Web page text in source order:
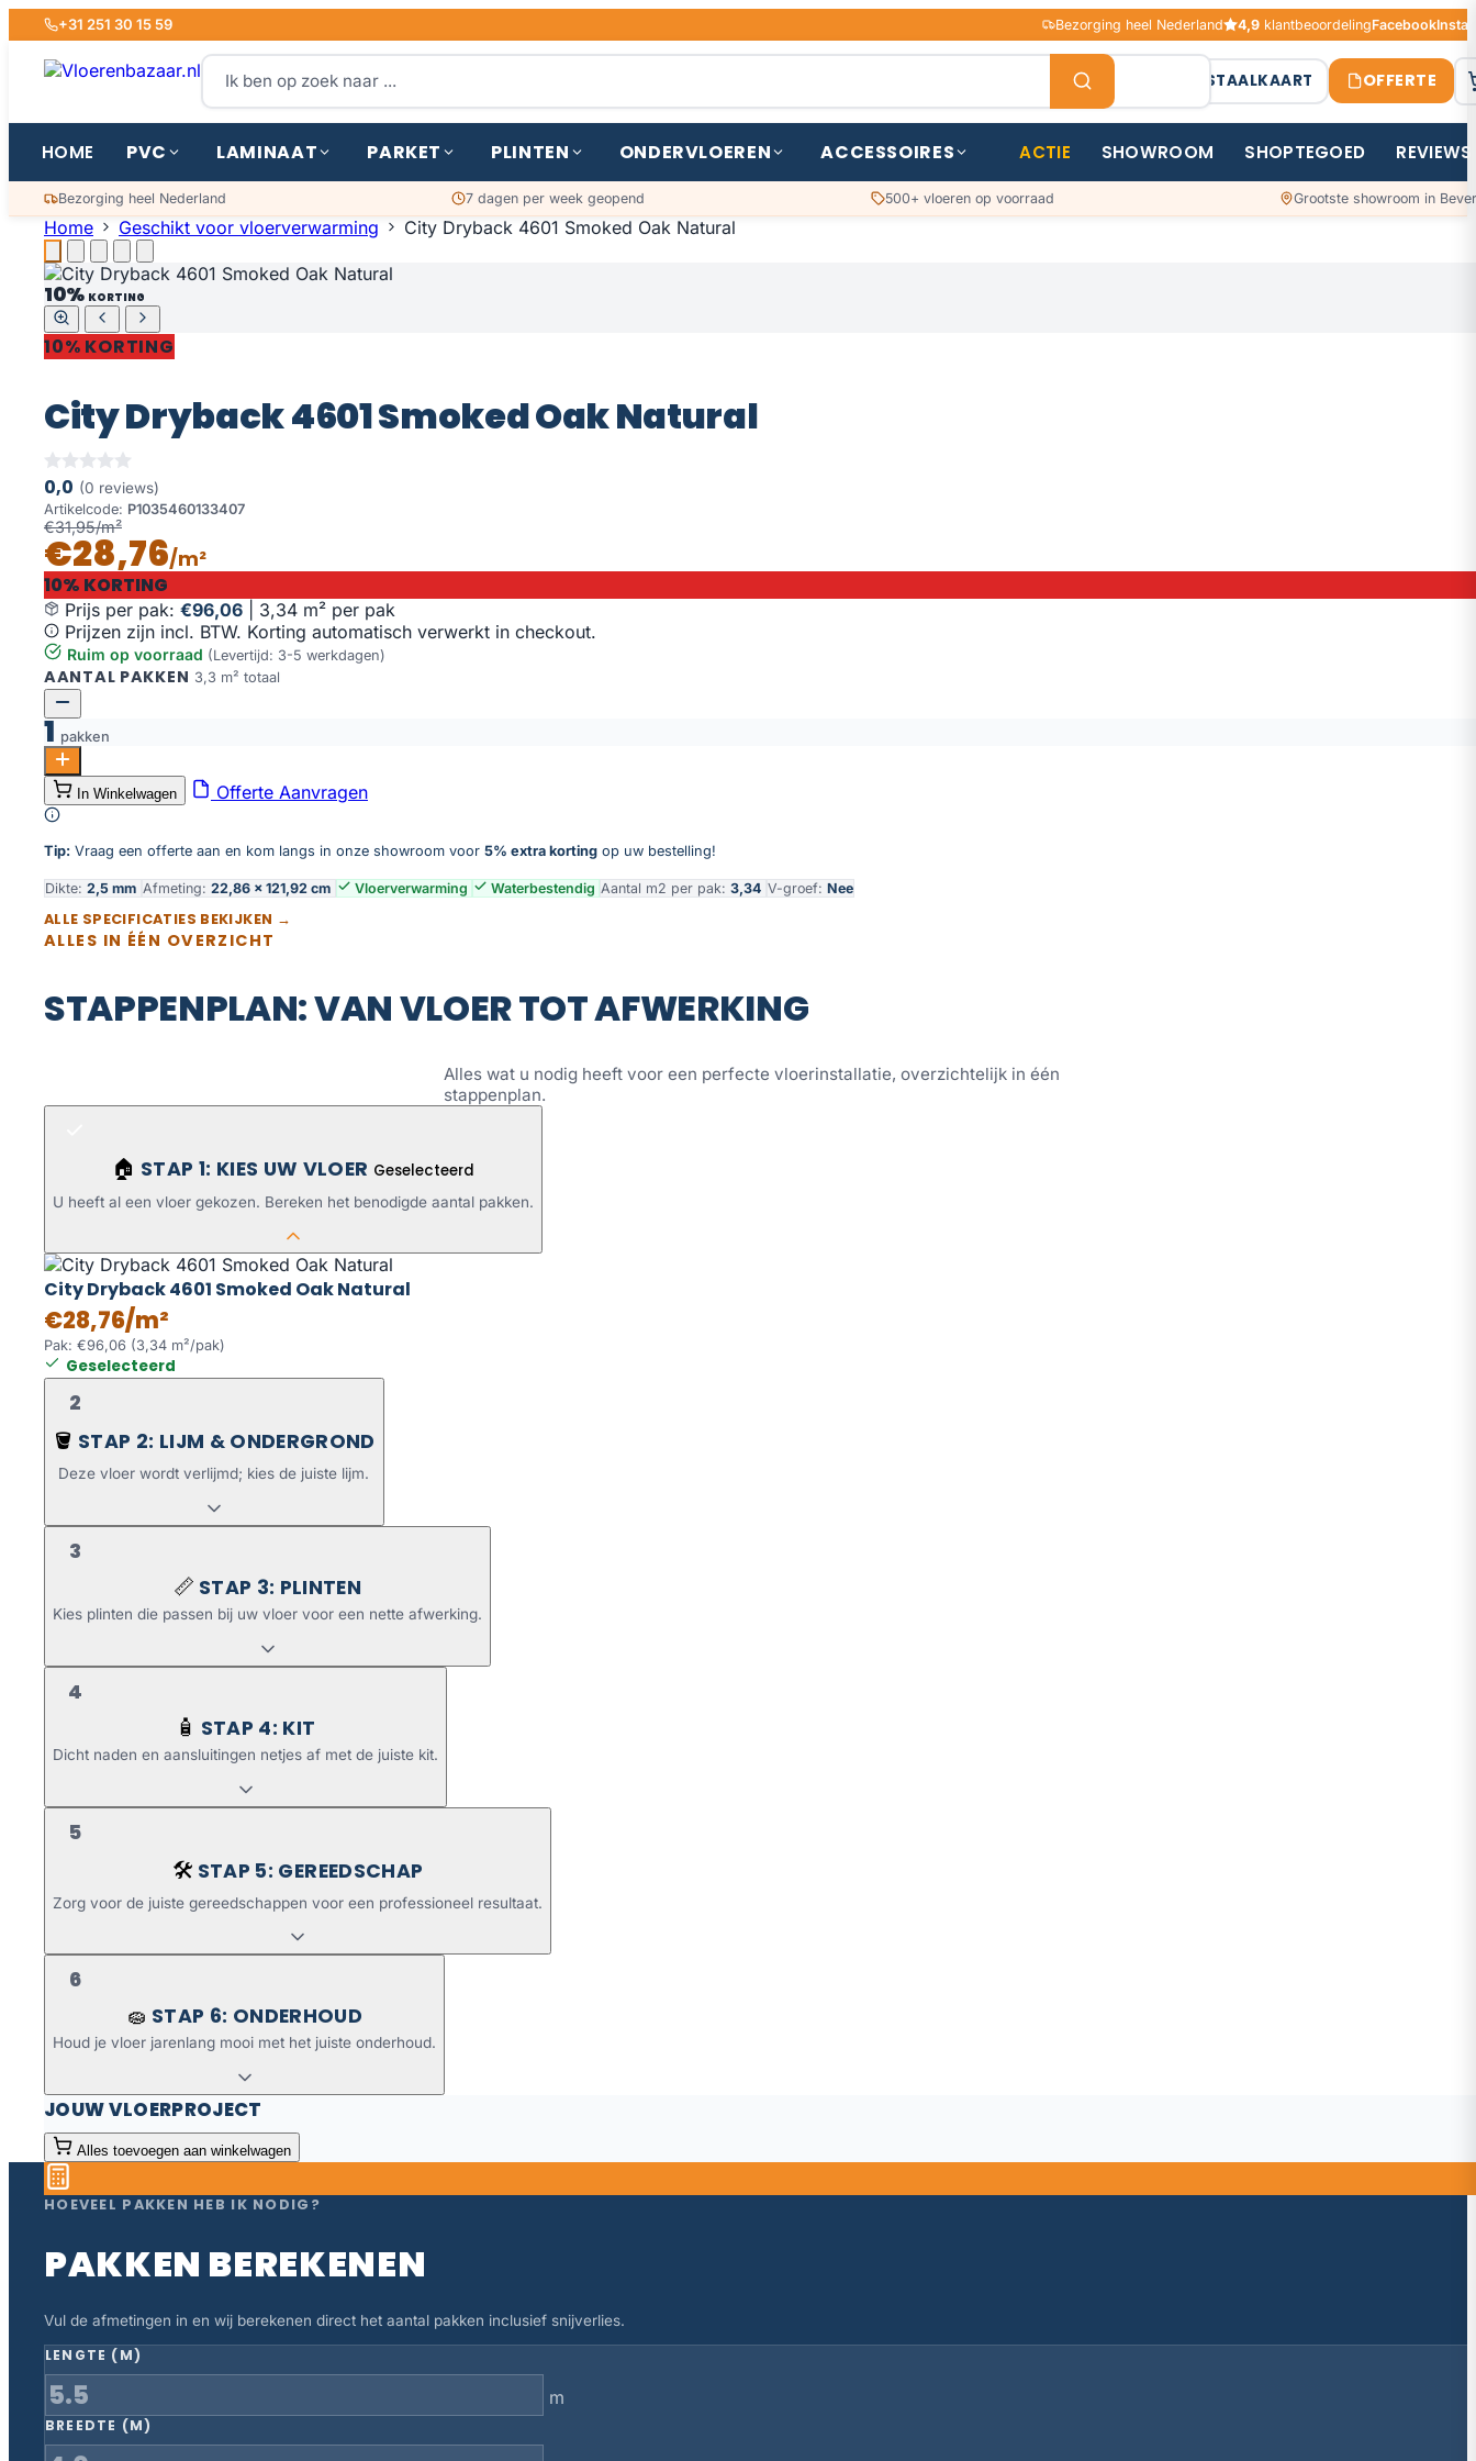
+31 251 30 15 59 Bezorging heel Nederland 4,9 klantbeoordelingFacebook
STAALKAART OFFERTE
HOME PVC LAMINAAT PARKET PLINTEN ONDERVLOEREN ACCESSOIRES ACTIE SHOWROOM SHOPTEGOED REVIEWS
Bezorging heel Nederland 7 dagen per week geopend 500+ vloeren op voorraad Grootste showroom in
Home Geschikt voor vloerverwarming City Dryback 4601 Smoked Oak Natural
10% KORTING
10% KORTING
City Dryback 4601 Smoked Oak Natural
0,0 (0 reviews)
Artikelcode: P1035460133407
€31,95/m²
€28,76/m²
10% KORTING
Prijs per pak: €96,06
3,34 m² per pak
Prijzen zijn incl. BTW. Korting automatisch verwerkt in checkout.
Ruim op voorraad (Levertijd: 3-5 werkdagen)
AANTAL PAKKEN 3,3 m² totaal
1 pakken
City Dryback 4601 Smoked Oak Natural aantal
Toevoegen aan winkelwagen
In Winkelwagen Offerte Aanvragen
Tip: Vraag een offerte aan en kom langs in onze showroom voor 5% extra korting op uw bestelling!
Dikte: 2,5 mm Afmeting: 22,86 × 121,92 cm Vloerverwarming Waterbestendig Aantal m2 per pak: 3,34 V-groef: Nee
ALLE SPECIFICATIES BEKIJKEN →
ALLES IN ÉÉN OVERZICHT
STAPPENPLAN: VAN VLOER TOT AFWERKING
Alles wat u nodig heeft voor een perfecte vloerinstallatie, overzichtelijk in één
stappenplan.
🏠 STAP 1: KIES UW VLOER Geselecteerd
U heeft al een vloer gekozen. Bereken het benodigde aantal pakken.
City Dryback 4601 Smoked Oak Natural
€28,76/m²
Pak: €96,06 (3,34 m²/pak)
Geselecteerd
2
🪣 STAP 2: LIJM & ONDERGROND
Deze vloer wordt verlijmd; kies de juiste lijm.
3
📏 STAP 3: PLINTEN
Kies plinten die passen bij uw vloer voor een nette afwerking.
4
🧴 STAP 4: KIT
Dicht naden en aansluitingen netjes af met de juiste kit.
5
🛠️ STAP 5: GEREEDSCHAP
Zorg voor de juiste gereedschappen voor een professioneel resultaat.
6
🧽 STAP 6: ONDERHOUD
Houd je vloer jarenlang mooi met het juiste onderhoud.
JOUW VLOERPROJECT
Alles toevoegen aan winkelwagen
HOEVEEL PAKKEN HEB IK NODIG?
PAKKEN BEREKENEN
Vul de afmetingen in en wij berekenen direct het aantal pakken inclusief snijverlies.
LENGTE (M)
m
BREEDTE (M)